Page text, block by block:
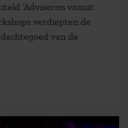
‘Adviseren vanuit
verdiepten de
van de